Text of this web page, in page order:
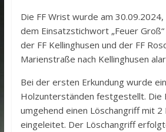
Die FF Wrist wurde am
dem Einsatzstichwort „Feuer
der FF Kellinghusen und der FF
Marienstraße nach Kellinghusen
Bei der ersten Erkundung wurde
Holzunterständen festgestellt. Die
umgehend einen Löschangriff mit
eingeleitet. Der Löschangriff